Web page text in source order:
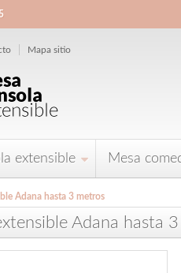
Mapa sitio
extensible Mesa
Adana hasta 3 metros
Adana hasta